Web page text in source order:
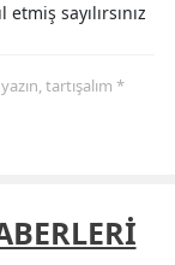
sayılırsınız
tartışalım *